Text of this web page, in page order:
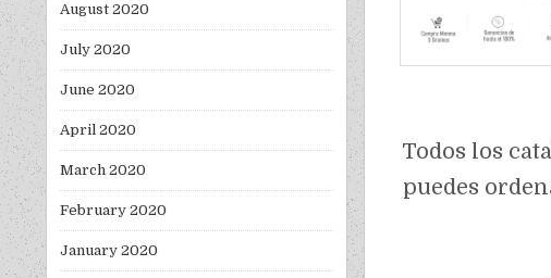
Todos los
puedes
August 2020
July 2020
June 2020
April 2020
March 2020
February 2020
January 2020